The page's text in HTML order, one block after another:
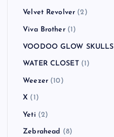
Velvet Revolver (2)
Viva Brother(1)
VOODOO GLOW SKULLS
WATER CLOSET(1)
Weezer(10)
X (1)
Yeti (2)
Zebrahead (8)